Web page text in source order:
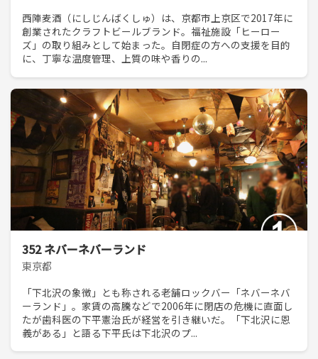
西陣麦酒（にしじんばくしゅ）は、京都市上京区で2017年に
創業されたクラフトビールブランド。福祉施設「ヒーロー
ズ」の取り組みとして始まった。自閉症の方への支援を目的
に、丁寧な温度管理、上質の味や香りの...
352 ネバーネバーランド
東京都
「下北沢の象徴」とも称される老舗ロックバー「ネバーネバ
ーランド」。家賃の高騰などで2006年に閉店の危機に直面し
たが歯科医の下平憲治氏が経営を引き継いだ。「下北沢に恩
義がある」と語る下平氏は下北沢のプ...